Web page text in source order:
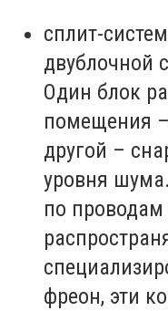
сплит-
двублочной
Один блок
помещения
другой –
уровня
по
фреон, эти